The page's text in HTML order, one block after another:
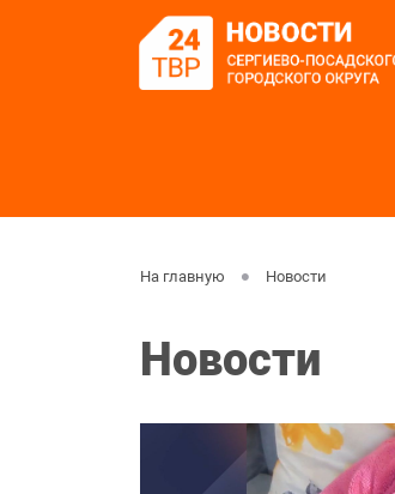
На главную Новости
Новости